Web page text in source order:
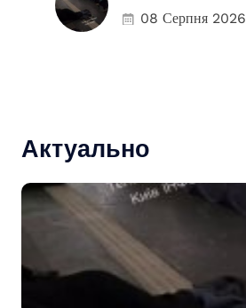
08 Серпня 2026
Актуально